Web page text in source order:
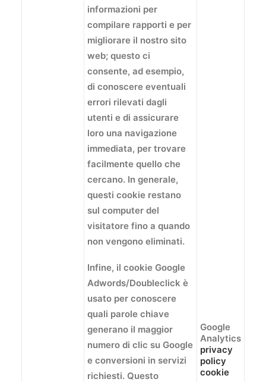
informazioni per
compilare rapporti e per
migliorare il nostro sito
web; questo ci
consente, ad esempio,
di conoscere eventuali
errori rilevati dagli
utenti e di assicurare
loro una navigazione
immediata, per trovare
facilmente quello che
cercano. In generale,
questi cookie restano
sul computer del
visitatore fino a quando
non vengono eliminati.
Infine, il cookie Google
Adwords/Doubleclick è
usato per conoscere
quali parole chiave
generano il maggior
numero di clic su Google
e conversioni in servizi
richiesti. Questo
Google
Analytics
privacy
policy
cookie